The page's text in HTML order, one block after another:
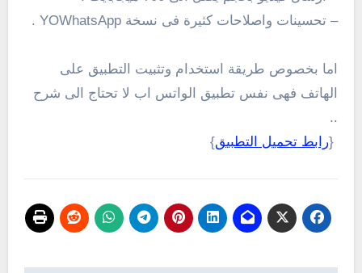
– تحسينات واصلاحات كثيرة فى نسخة YOWhatsApp .
اما بخصوص طريقة استخدام وتثبيت التطبيق على
الهاتف فهى نفس تطبيق الواتس اب لا تحتاج الى شرح
..
{رابط تحميل التطبيق}